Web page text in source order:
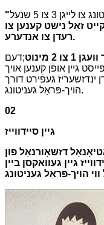
ווען גיין, דאָס איז, אכטונג צו לייגן 3 צו 5 שנעל
זאָל נישט קענען צו
רעדן צו אנדערע.
2 מינוט
;דעם
גיין אופֿן קענען אויך
ינדזשעריז געפֿירט דורך
הויך-פּראַל געניטונג.
02
גיין סיידווייז
דזשאָורנאַל פון
גיין געוואקסן ביין